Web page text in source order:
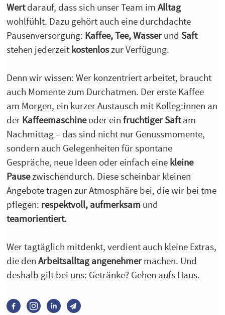
Wertdarauf, dass sich unser Team imAlltag
wohlfühlt. Dazu gehört auch eine durchdachte
Pausenversorgung: Kaffee, Tee, Wasserund Saft
stehen jederzeit kostenloszur Verfügung.
Denn wir wissen: Wer konzentriert arbeitet, braucht
auch Momente zum Durchatmen. Der erste Kaffee
am Morgen, ein kurzer Austausch mit Kolleg:innen an
der Kaffeemaschineoder einfruchtiger Saftam
Nachmittag – das sind nicht nur Genussmomente,
sondern auch Gelegenheiten für spontane
Gespräche, neue Ideen oder einfach eine kleine
Pausezwischendurch. Diese scheinbar kleinen
Angebote tragen zur Atmosphäre bei, die wir bei tme
pflegen: respektvoll, aufmerksam und
teamorientiert.
Wer tagtäglich mitdenkt, verdient auch kleine Extras,
die denArbeitsalltag angenehmermachen. Und
deshalb gilt bei uns: Getränke? Gehen aufs Haus.